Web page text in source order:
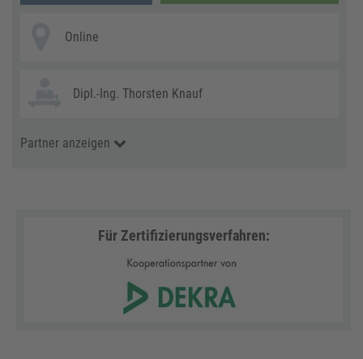
Online
Dipl.-Ing. Thorsten Knauf
Partner anzeigen
Für Zertifizierungsverfahren: